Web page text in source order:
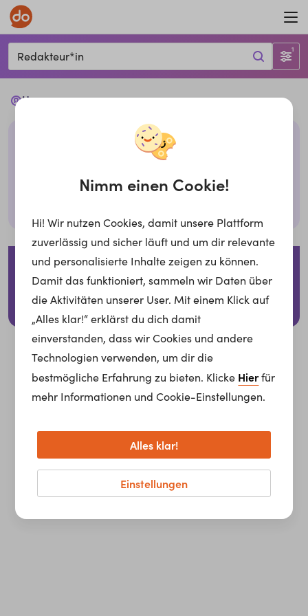
Redakteur*in 1
Ups...
Leider haben wir keine passenden Jobs mit den
gegebenen Filtern. Bitte überprüfe deine Eingabe
oder probiere es mit anderen Filtern,
Impressum Datenschutzerklärung
Für Arbeitgeber
© 2026 whatchado GmbH.
Nimm einen Cookie!
Hi! Wir nutzen Cookies, damit unsere Plattform
zuverlässig und sicher läuft und um dir relevante
und personalisierte Inhalte zeigen zu können.
Damit das funktioniert, sammeln wir Daten über
die Aktivitäten unserer User. Mit einem Klick auf
„Alles klar!“ erklärst du dich damit
einverstanden, dass wir Cookies und andere
Technologien verwenden, um dir die
bestmögliche Erfahrung zu bieten. Klicke Hierfür
mehr Informationen und Cookie-Einstellungen.
Einstellungen
Alles klar!